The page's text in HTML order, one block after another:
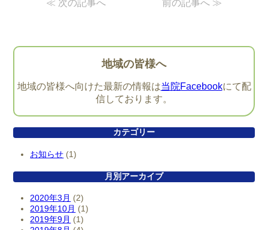
≪ 次の記事へ 前の記事へ ≫
地域の皆様へ
地域の皆様へ向けた最新の情報は当院Facebookにて配
信しております。
カテゴリー
お知らせ (1)
月別アーカイブ
2020年3月 (2)
2019年10月 (1)
2019年9月 (1)